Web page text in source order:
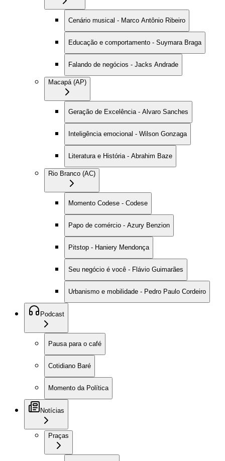
Cenário musical - Marco Antônio Ribeiro
Educação e comportamento - Suymara Braga
Falando de negócios - Jacks Andrade
Macapá (AP)
Geração de Excelência - Alvaro Sanches
Inteligência emocional - Wilson Gonzaga
Literatura e História - Abrahim Baze
Rio Branco (AC)
Momento Codese - Codese
Papo de comércio - Azury Benzion
Pitstop - Haniery Mendonça
Seu negócio é você - Flávio Guimarães
Urbanismo e mobilidade - Pedro Paulo Cordeiro
Podcast
Pausa para o café
Cotidiano Baré
Momento da Política
Notícias
Praças